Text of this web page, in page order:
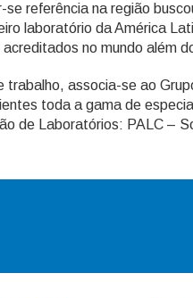
referência na região
laboratório da América
no mundo além
trabalho, associa-se ao
toda a gama de
de Laboratórios: PALC –